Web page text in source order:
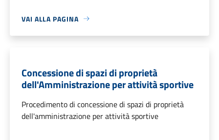
VAI ALLA PAGINA
Concessione di spazi di proprietà
dell'Amministrazione per attività sportive
Procedimento di concessione di spazi di proprietà
dell'amministrazione per attività sportive